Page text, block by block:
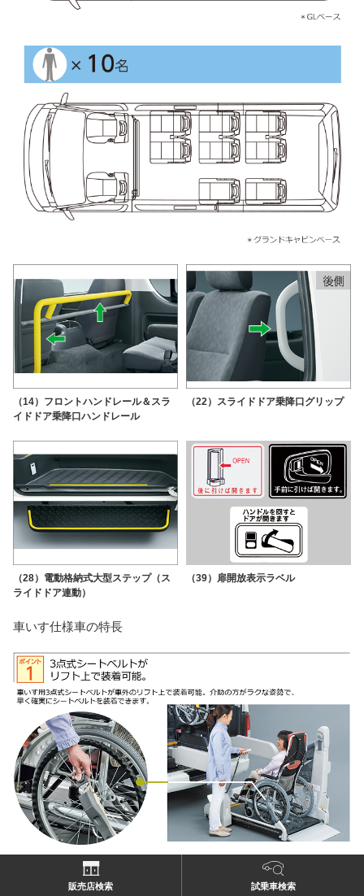
（14）フロントハンドレール＆スラ
イドドア乗降口ハンドレール
（22）スライドドア乗降口グリップ
（28）電動格納式大型ステップ（ス
ライドドア連動）
（39）扉開放表示ラベル
車いす仕様車の特長
販売店検索 試乗車検索